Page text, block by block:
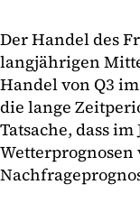
Der Handel des
langjährigen
Handel von Q3
die lange
Tatsache, dass